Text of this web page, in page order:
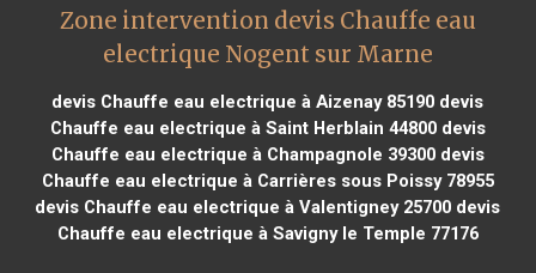
Zone intervention devis Chauffe eau
electrique Nogent sur Marne
devis Chauffe eau electrique à Aizenay 85190 devis
Chauffe eau electrique à Saint Herblain 44800devis
Chauffe eau electrique à Champagnole 39300devis
Chauffe eau electrique à Carrières sous Poissy 78955
devis Chauffe eau electrique à Valentigney 25700 devis
Chauffe eau electrique à Savigny le Temple 77176